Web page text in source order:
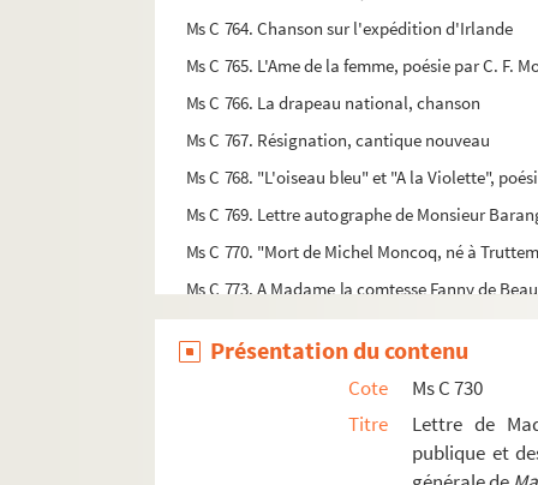
Ms C 764. Chanson sur l'expédition d'Irlande
Ms C 765. L'Ame de la femme, poésie par C. F.
Ms C 766. La drapeau national, chanson
Ms C 767. Résignation, cantique nouveau
Ms C 768. "L'oiseau bleu" et "A la Violette",
Ms C 769. Lettre autographe de Monsieur
Ms C 770. "Mort de Michel Moncoq, né à
Ms C 773. A Madame la comtesse Fanny de
Ms C 774. Ode pour la naissance du roi de
Ms C 777. Poésies et chansons (copies)
Ms C 778. Poésies. Discours sur la mort de
Ms C 779. "Beau nez dont les rubis...", fac-
Ms C 780. Poésies autographes de Charles
Présentation du contenu
Cote
Ms C 730
Titre
Lettre de
publique et